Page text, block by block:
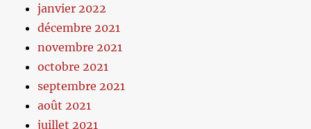
janvier 2022
décembre 2021
novembre 2021
octobre 2021
septembre 2021
août 2021
juillet 2021